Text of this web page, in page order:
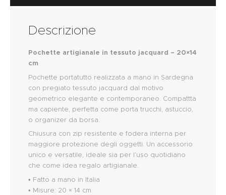
Descrizione
Pochette artigianale in tessuto jacquard – 20×14
cm
Pochette portatutto realizzata a mano in Sardegna
con pregiato tessuto jacquard dal motivo
geometrico elegante e contemporaneo. Compattta
ma capiente, perfetta come porta trucchi, astuccio,
o organizer da borsa.
Chiusura con zip resistente e fodera interna per
maggiore protezione degli oggetti. Un accessorio
unico e versatile, ideale sia per l’uso quotidiano
che come idea regalo artigianale.
• Fatto a mano in Italia
• Misure: 20 × 14 cm